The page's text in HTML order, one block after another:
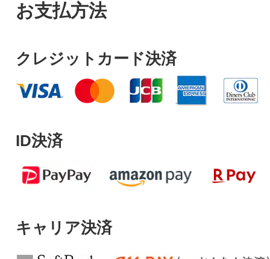
お支払方法
クレジットカード決済
ID決済
キャリア決済